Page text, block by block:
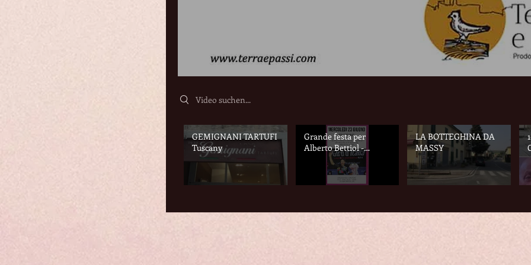
Search videos
GEMIGNANI TARTUFI
Tuscany
Grande festa per
Alberto Bettiol -
Castelfiorentino (Fi)
LA BOTTEGHINA DA
MASSY